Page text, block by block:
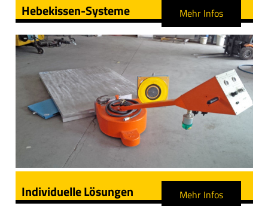
Mehr Infos
Hebekissen-Systeme
Mehr Infos
Individuelle Lösungen